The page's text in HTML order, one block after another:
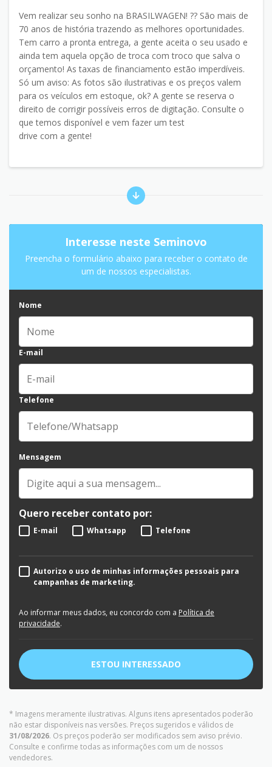
Vem realizar seu sonho na BRASILWAGEN! ?? São mais de
70 anos de história trazendo as melhores oportunidades.
Tem carro a pronta entrega, a gente aceita o seu usado e
ainda tem aquela opção de troca com troco que salva o
orçamento! As taxas de financiamento estão imperdíveis.
Só um aviso: As fotos são ilustrativas e os preços valem
para os veículos em estoque, ok? A gente se reserva o
direito de corrigir possíveis erros de digitação. Consulte o
que temos disponível e vem fazer um test
drive com a gente!
Interesse neste Seminovo
Preencha o formulário abaixo para receber o contato de
um de nossos especialistas.
Nome
E-mail
Telefone
Mensagem
Quero receber contato por:
E-mail Whatsapp Telefone
Autorizo o uso de minhas informações pessoais para
campanhas de marketing.
Ao informar meus dados, eu concordo com a Política de
privacidade.
ESTOU INTERESSADO
* Imagens meramente ilustrativas. Alguns itens apresentados poderão
não estar disponíveis nas versões. Preços sugeridos e válidos de
31/08/2026. Os preços poderão ser modificados sem aviso prévio.
Consulte e confirme todas as informações com um de nossos
vendedores.